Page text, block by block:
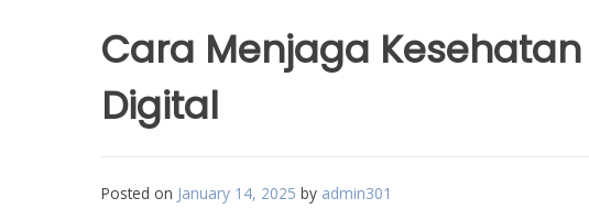
Cara Menjaga
Digital
Posted on January 14, 2025 by admin301